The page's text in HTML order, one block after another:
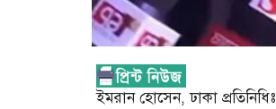
ইমরান হোসেন, ঢাকা প্রতিনিধিঃ